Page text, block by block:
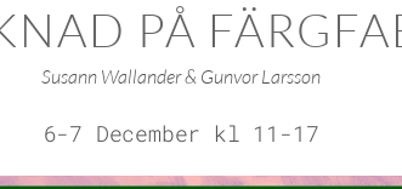
PÅ
Susann Wallander & Gunvor Larsson
6-7 December kl 11-17